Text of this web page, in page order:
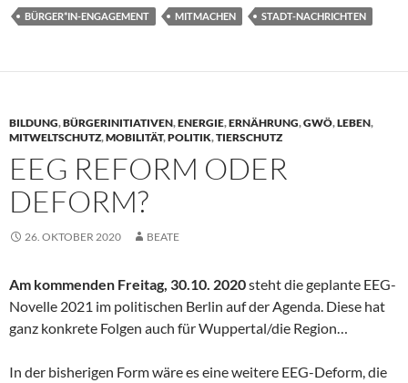
BÜRGER*IN-ENGAGEMENT MITMACHEN STADT-NACHRICHTEN
BILDUNG,BÜRGERINITIATIVEN,ENERGIE,ERNÄHRUNG,GWÖ,LEBEN,
MITWELTSCHUTZ,MOBILITÄT,POLITIK,TIERSCHUTZ
EEG REFORM ODER
DEFORM?
26. OKTOBER 2020 BEATE
Am kommenden Freitag, 30.10. 2020steht die geplante EEG-
Novelle 2021 im politischen Berlin auf der Agenda. Diese hat
ganz konkrete Folgen auch für Wuppertal/die Region…
In der bisherigen Form wäre es eine weitere EEG-Deform, die